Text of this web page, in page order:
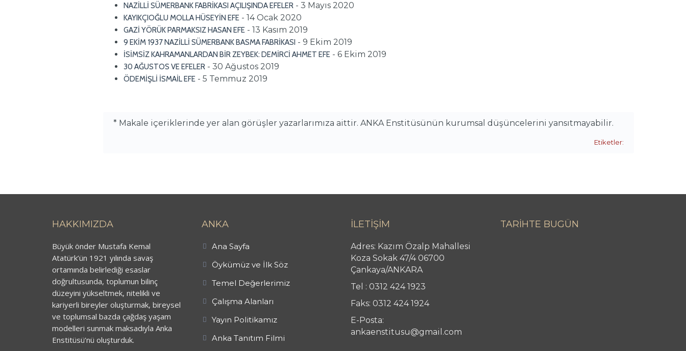
NAZİLLİ SÜMERBANK FABRİKASI AÇILIŞINDA EFELER - 3 Mayıs 2020
KAYIKÇIOĞLU MOLLA HÜSEYİN EFE - 14 Ocak 2020
GAZİ YÖRÜK PARMAKSIZ HASAN EFE - 13 Kasım 2019
9 EKİM 1937 NAZİLLİ SÜMERBANK BASMA FABRİKASI - 9 Ekim 2019
İSİMSİZ KAHRAMANLARDAN BİR ZEYBEK: DEMİRCİ AHMET EFE - 6 Ekim 2019
30 AĞUSTOS VE EFELER - 30 Ağustos 2019
ÖDEMİŞLİ İSMAİL EFE - 5 Temmuz 2019
* Makale içeriklerinde yer alan görüşler yazarlarımıza aittir. ANKA Enstitüsünün kurumsal düşüncelerini yansıtmayabilir.
Etiketler:
HAKKIMIZDA
Büyük önder Mustafa Kemal
Atatürk’ün 1921 yılında savaş
ortamında belirlediği esaslar
doğrultusunda, toplumun bilinç
düzeyini yükseltmek, nitelikli ve
kariyerli bireyler oluşturmak, bireysel
ve toplumsal bazda çağdaş yaşam
modelleri sunmak maksadıyla Anka
Enstitüsü’nü oluşturduk.
ANKA
Ana Sayfa
Öykümüz ve İlk Söz
Temel Değerlerimiz
Çalışma Alanları
Yayın Politikamız
Anka Tanıtım Filmi
İLETİŞİM
Adres: Kazım Özalp Mahallesi
Koza Sokak 47/4 06700
Çankaya/ANKARA
Tel : 0312 424 1923
Faks: 0312 424 1924
E-Posta:
ankaenstitusu@gmail.com
TARİHTE BUGÜN